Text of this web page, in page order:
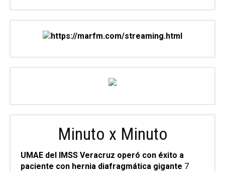
Minuto x Minuto
UMAE del IMSS Veracruz operó con éxito a
paciente con hernia diafragmática gigante 7